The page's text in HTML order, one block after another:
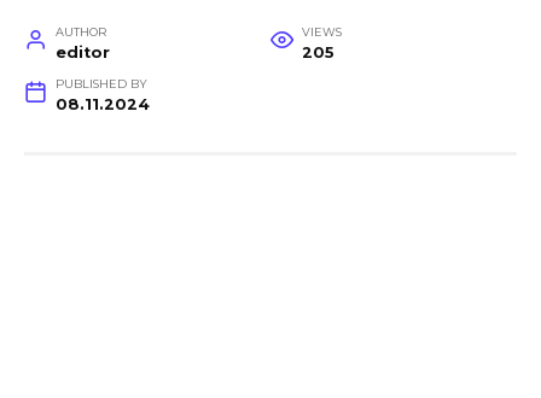
AUTHOR
editor
VIEWS
205
PUBLISHED BY
08.11.2024